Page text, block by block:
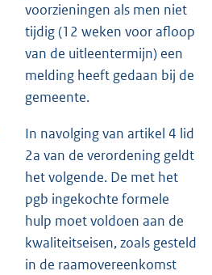
voorzieningen als men niet
tijdig (12 weken voor afloop
van de uitleentermijn) een
melding heeft gedaan bij de
gemeente.
In navolging van artikel 4 lid
2a van de verordening geldt
het volgende. De met het
pgb ingekochte formele
hulp moet voldoen aan de
kwaliteitseisen, zoals gesteld
in de raamovereenkomst